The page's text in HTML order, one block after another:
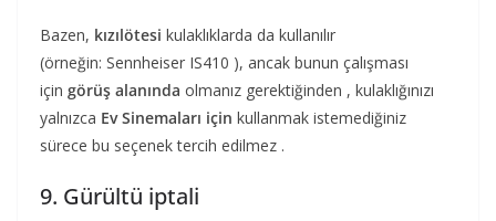
Bazen, kızılötesi kulaklıklarda da kullanılır
(örneğin: Sennheiser IS410 ), ancak bunun çalışması
için görüş alanında olmanız gerektiğinden , kulaklığınızı
yalnızca Ev Sinemaları için kullanmak istemediğiniz
sürece bu seçenek tercih edilmez .
9. Gürültü iptali